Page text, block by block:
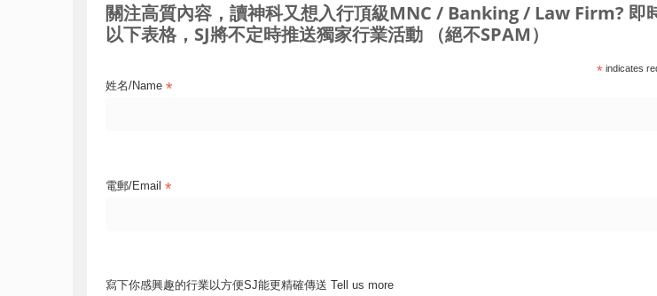
關注高質內容，讀神科又想入行頂級MNC / Banking / Law Firm? 即
以下表格，SJ將不定時推送獨家行業活動 （絕不SPAM）
*indicates
姓名/Name *
電郵/Email *
寫下你感興趣的行業以方便SJ能更精確傳送 Tell us more